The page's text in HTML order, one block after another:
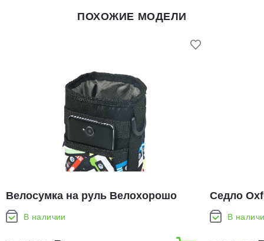
ПОХОЖИЕ МОДЕЛИ
Велосумка на руль Велохорошо
Всячина Bag HBB02
В наличии
Седло
Saddle
В